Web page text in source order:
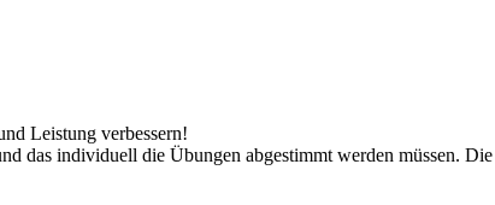
Leistung verbessern!
das individuell die Übungen abgestimmt werden müssen.